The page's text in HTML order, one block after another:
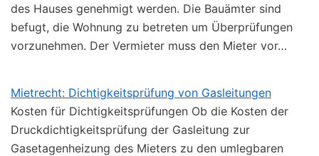
des Hauses genehmigt werden. Die Bauämter sind
befugt, die Wohnung zu betreten um Überprüfungen
vorzunehmen. Der Vermieter muss den Mieter vor…
Mietrecht: Dichtigkeitsprüfung von Gasleitungen
Kosten für Dichtigkeitsprüfungen Ob die Kosten der
Druckdichtigkeitsprüfung der Gasleitung zur
Gasetagenheizung des Mieters zu den umlegbaren